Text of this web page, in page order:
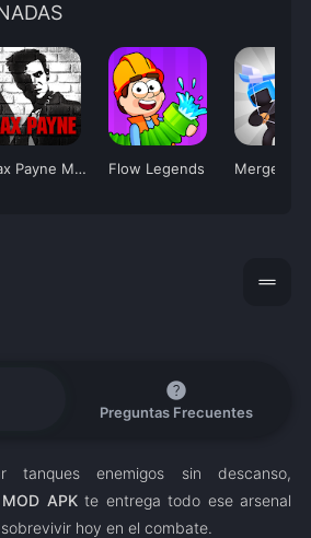
Max Payne Mobile Flow Legends Merge
drag_handle
help
Preguntas Frecuentes
tanques enemigos sin descanso,
APKte entrega todo ese arsenal
hoy en el combate.